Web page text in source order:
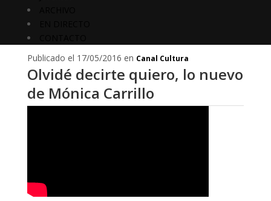
Publicado el 17/05/2016 en Canal Cultura
Olvidé decirte quiero, lo nuevo
de Mónica Carrillo